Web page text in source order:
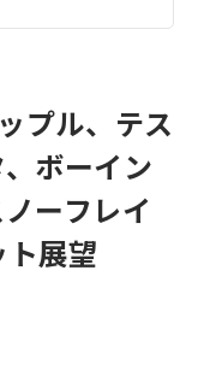
プル、テス
ボーイン
ーフレイ
展望